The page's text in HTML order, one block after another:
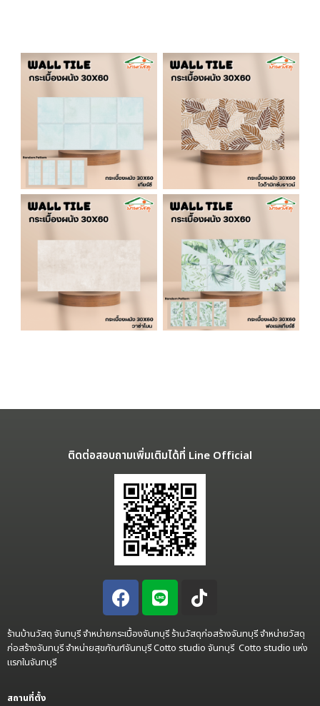
ติดต่อสอบถามเพิ่มเติมได้ที่ Line Official
ร้านบ้านวัสดุ จันทบุรี จำหน่ายกระเบื้องจันทบุรี ร้านวัสดุก่อสร้างจันทบุรี จำหน่ายวัสดุ
ก่อสร้างจันทบุรี จำหน่ายสุขภัณฑ์จันทบุรี Cotto studio จันทบุรี Cotto studio แห่ง
แรกในจันทบุรี
สถานที่ตั้ง